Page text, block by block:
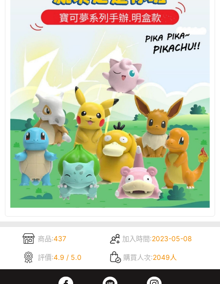
商品:437 加入時間:2023-05-08
評價:4.9 / 5.0 購買人次:2049人